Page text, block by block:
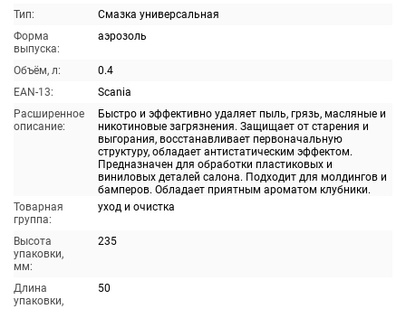
Тип:
Смазка универсальная
Форма
выпуска:
аэрозоль
Объём, л:
0.4
EAN-13:
Scania
Расширенное
описание:
Быстро и эффективно удаляет пыль, грязь, масляные и
никотиновые загрязнения. Защищает от старения и
выгорания, восстанавливает первоначальную
структуру, обладает антистатическим эффектом.
Предназначен для обработки пластиковых и
виниловых деталей салона. Подходит для молдингов и
бамперов. Обладает приятным ароматом клубники.
Товарная
группа:
уход и очистка
Высота
упаковки,
мм:
235
Длина
упаковки,
50